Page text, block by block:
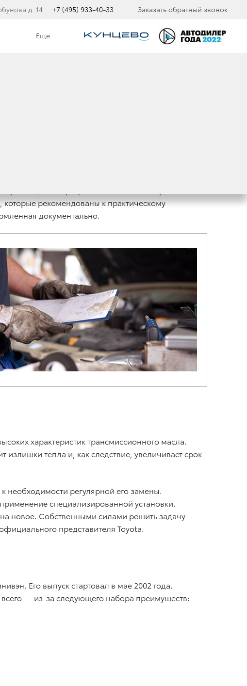
д. 14 +7 (495) 933-40-33 Заказать обратный звонок
Еще
рекомендованы к практическому
документально.
характеристик трансмиссионного масла.
тепла и, как следствие, увеличивает срок
необходимости регулярной его замены.
специализированной установки.
новое. Собственными силами решить задачу
представителя Toyota.
Его выпуск стартовал в мае 2002 года.
— из-за следующего набора преимуществ: